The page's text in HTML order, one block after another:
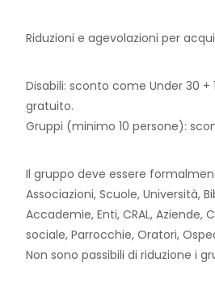
Riduzioni e agevolazioni per
Disabili: sconto come Under 30
gratuito.
Gruppi (minimo 10 persone):
Il gruppo deve essere
Associazioni, Scuole, Università,
Accademie, Enti, CRAL,
sociale, Parrocchie, Oratori,
Non sono passibili di riduzione i